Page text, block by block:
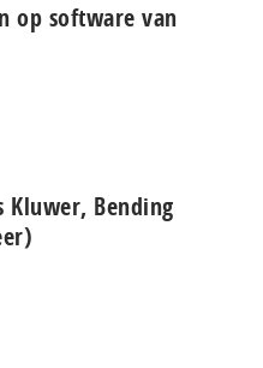
op software van
Bending